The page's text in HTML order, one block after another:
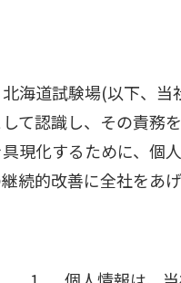
海道試験場(以下、
して認識し、その責
現化するために、個
続的改善に全社をあ